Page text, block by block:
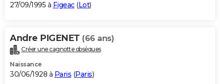
27/09/1995 à Figeac(Lot)
Andre PIGENET (66 ans)
Créer une cagnotte obsèques
Naissance
30/06/1928 à Paris (Paris)